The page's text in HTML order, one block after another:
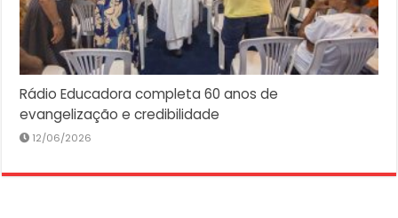
Rádio Educadora completa 60 anos de
evangelização e credibilidade
12/06/2026